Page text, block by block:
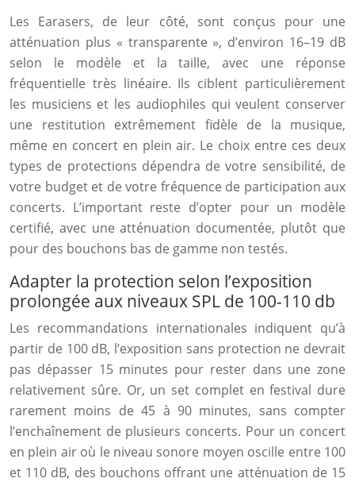
Les Earasers, de leur côté, sont conçus pour une
atténuation plus « transparente », d’environ 16–19 dB
selon le modèle et la taille, avec une réponse
fréquentielle très linéaire. Ils ciblent particulièrement
les musiciens et les audiophiles qui veulent conserver
une restitution extrêmement fidèle de la musique,
même en concert en plein air. Le choix entre ces deux
types de protections dépendra de votre sensibilité, de
votre budget et de votre fréquence de participation aux
concerts. L’important reste d’opter pour un modèle
certifié, avec une atténuation documentée, plutôt que
pour des bouchons bas de gamme non testés.
Adapter la protection selon l’exposition
prolongée aux niveaux SPL de 100-110 db
Les recommandations internationales indiquent qu’à
partir de 100 dB, l’exposition sans protection ne devrait
pas dépasser 15 minutes pour rester dans une zone
relativement sûre. Or, un set complet en festival dure
rarement moins de 45 à 90 minutes, sans compter
l’enchaînement de plusieurs concerts. Pour un concert
en plein air où le niveau sonore moyen oscille entre 100
et 110 dB, des bouchons offrant une atténuation de 15